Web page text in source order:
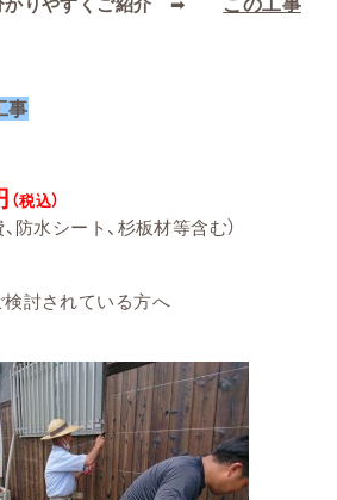
事
（税込）
防水シート、杉板材等含む）
討されている方へ